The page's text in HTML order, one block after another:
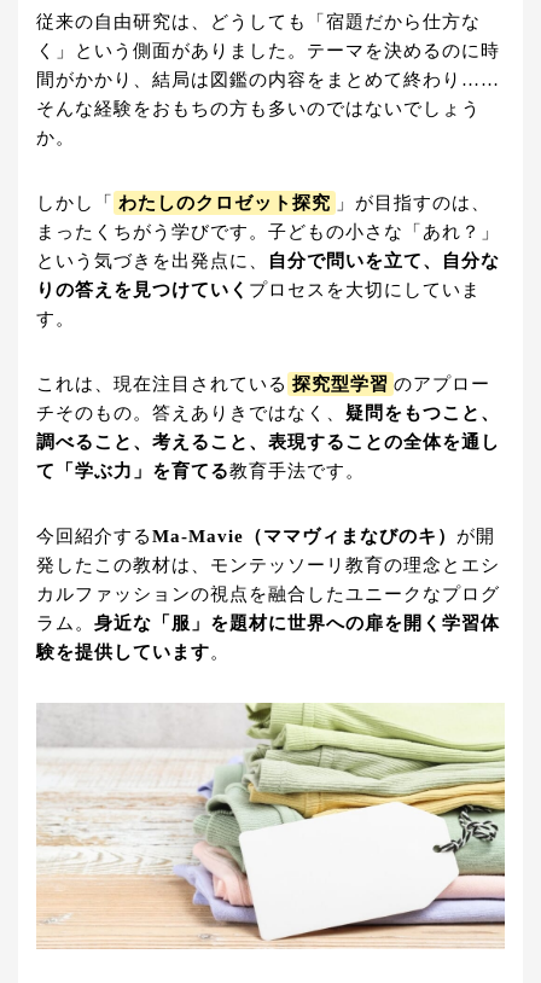
従来の自由研究は、どうしても「宿題だから仕方な
く」という側面がありました。テーマを決めるのに時
間がかかり、結局は図鑑の内容をまとめて終わり……
そんな経験をおもちの方も多いのではないでしょう
か。
しかし「 わたしのクロゼット探究
」が目指すのは、
まったくちがう学びです。子どもの小さな「あれ？」
という気づきを出発点に、
自分で問いを立て、自分な
りの答えを見つけていく プロセスを大切にしていま
す。
これは、現在注目されている 探究型学習 のアプロー
チそのもの。答えありきではなく、 疑問をもつこと、
調べること、考えること、表現することの全体を通し
て「学ぶ力」を育てる教育手法です。
今回紹介するMa-Mavie（ママヴィまなびのキ） が開
発したこの教材は、モンテッソーリ教育の理念とエシ
カルファッションの視点を融合したユニークなプログ
ラム。 身近な「服」を題材に世界への扉を開く学習体
験を提供しています。